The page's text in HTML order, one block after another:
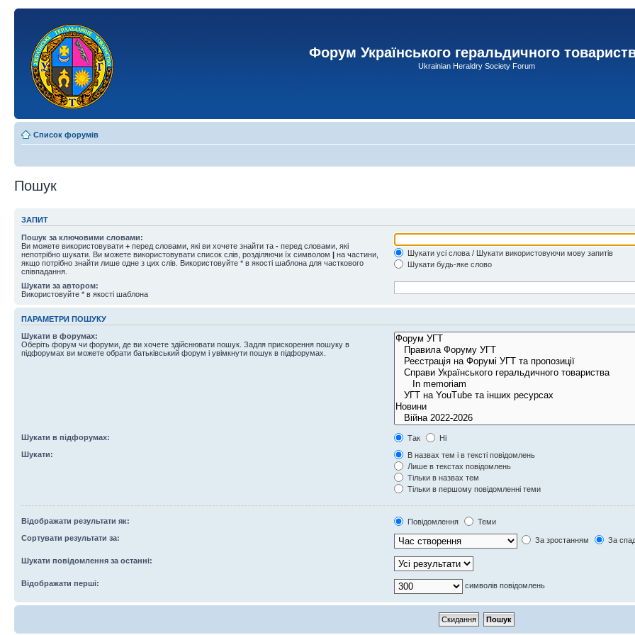
Форум Українського геральдичного
Ukrainian Heraldry Society Forum
Список форумів
Пошук
ЗАПИТ
Пошук за ключовими словами:
Ви можете використовувати + перед словами, які ви хочете знайти та - перед словами, які
непотрібно шукати. Ви можете використовувати список слів, розділяючи їх символом | на частини,
якщо потрібно знайти лише одне з цих слів. Використовуйте * в якості шаблона для часткового
співпадання.
Шукати усі слова / Шукати використовуючи мову запитів
Шукати будь-яке слово
Шукати за автором:
Використовуйте * в якості шаблона
ПАРАМЕТРИ ПОШУКУ
Шукати в форумах:
Оберіть форум чи форуми, де ви хочете здійснювати пошук. Задля прискорення пошуку в
підфорумах ви можете обрати батьківський форум і увімкнути пошук в підфорумах.
Шукати в підфорумах: Так
Ні
Шукати:
В назвах тем і в тексті повідомлень
Лише в текстах повідомлень
Тільки в назвах тем
Тільки в першому повідомленні теми
Відображати результати як: Повідомлення
Теми
Сортувати результати за:
За зростанням За
Шукати повідомлення за останні:
Відображати перші: символів повідомлень